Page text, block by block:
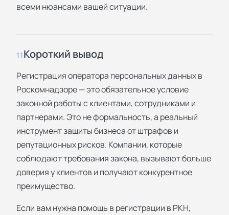
всеми нюансами вашей ситуации.
11Короткий вывод
Регистрация оператора персональных данных в
Роскомнадзоре — это обязательное условие
законной работы с клиентами, сотрудниками и
партнерами. Это не формальность, а реальный
инструмент защиты бизнеса от штрафов и
репутационных рисков. Компании, которые
соблюдают требования закона, вызывают больше
доверия у клиентов и получают конкурентное
преимущество.
Если вам нужна помощь в регистрации в РКН,